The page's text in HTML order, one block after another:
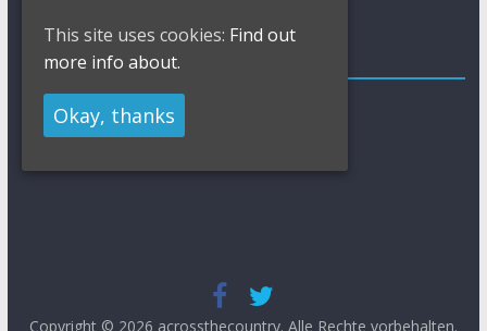
Impressum
Impressum / Kontakt
Datenschutzerklärung
Copyright © 2026 acrossthecountry. Alle Rechte vorbehalten.
This site uses cookies: Find out
more info about.
Okay, thanks